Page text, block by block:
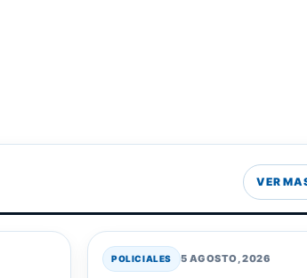
VER
POLICIALES 5 AGOSTO, 2026